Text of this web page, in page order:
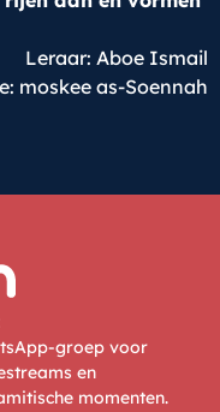
Leraar: Aboe Ismail
moskee as-Soennah
groep voor
en
momenten.